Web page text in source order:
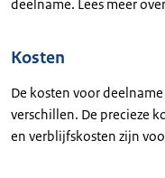
deelname. Lees meer over
Kosten
De kosten voor
verschillen. De precieze
en verblijfskosten zijn